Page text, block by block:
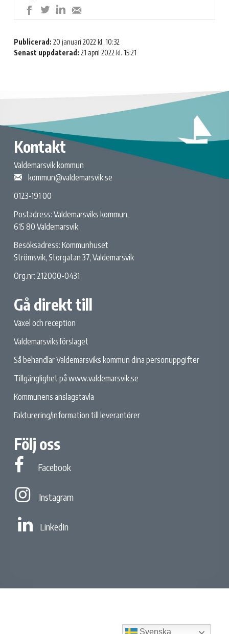
Dela
på
Dela
på
Dela
på
Dela
med
post
Publicerad: 20 januari 2022 kl. 10:32
Senast uppdaterad: 21 april 2022 kl. 15:21
Kontakt
Valdemarsvik kommun
kommun@valdemarsvik.se
0123-191 00
Postadress: Valdemarsviks kommun,
615 80 Valdemarsvik
Besöksadress: Kommunhuset
Strömsvik, Storgatan 37, Valdemarsvik
Org.nr: 212000-0431
Gå direkt till
Växel och reception
Valdemarsviksförslaget
Så behandlar Valdemarsviks kommun dina personuppgifter
Tillgänglighet på www.valdemarsvik.se
Kommunens anslagstavla
Fakturering/information till leverantörer
Följ oss
Facebook
Facebook
Instagram
Instagram
LinkedIn
Linked In
Svenska